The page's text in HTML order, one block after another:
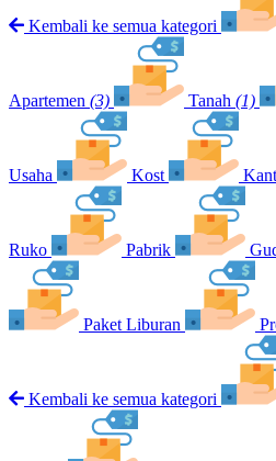
Kembali ke semua kategori
Apartemen (3) Tanah (1)
Usaha Kost
Ruko Pabrik
Paket Liburan
Kembali ke semua kategori